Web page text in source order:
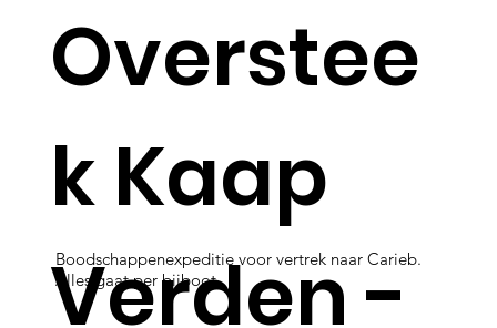
Overstee
k Kaap
Verden -
Boodschappenexpeditie voor vertrek naar Carieb.
Alles gaat per bijboot.